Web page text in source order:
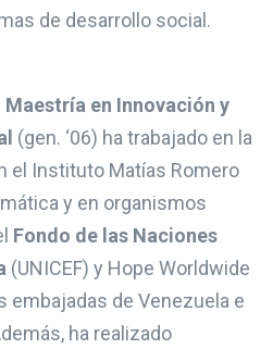
de desarrollo social.
Maestría en Innovación y
(gen. ‘06) ha trabajado en la
el Instituto Matías Romero
y en organismos
Fondo de las Naciones
(UNICEF) y Hope Worldwide
embajadas de Venezuela e
ha realizado